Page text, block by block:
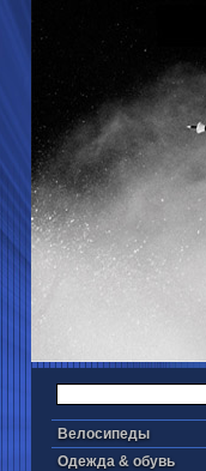
Велосипеды
Одежда & обувь